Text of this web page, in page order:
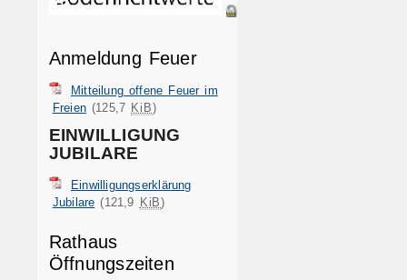
Anmeldung Feuer
Mitteilung offene Feuer im
Freien (125,7 KiB)
EINWILLIGUNG
JUBILARE
Einwilligungserklärung
Jubilare (121,9 KiB)
Rathaus
Öffnungszeiten